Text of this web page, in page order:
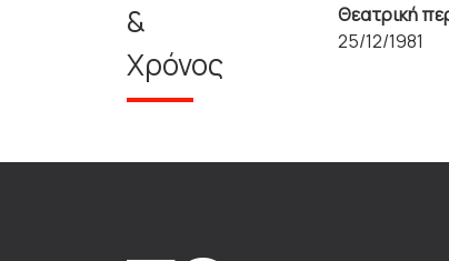
&
Χρόνος
Θεατρική
25/12/1981